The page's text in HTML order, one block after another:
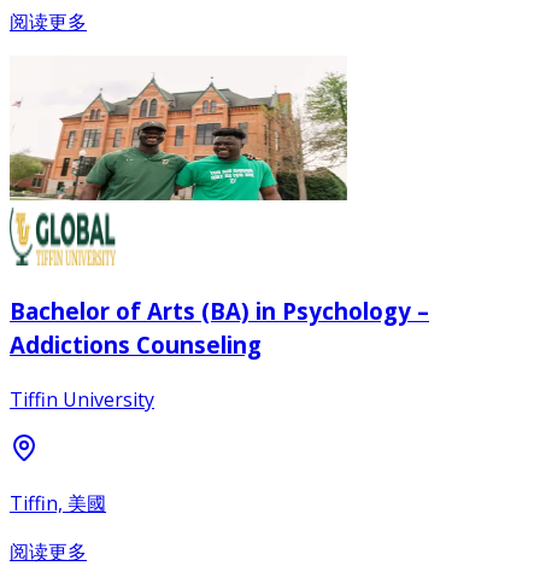
阅读更多
Bachelor of Arts (BA) in Psychology –
Addictions Counseling
Tiffin University
Tiffin, 美國
阅读更多